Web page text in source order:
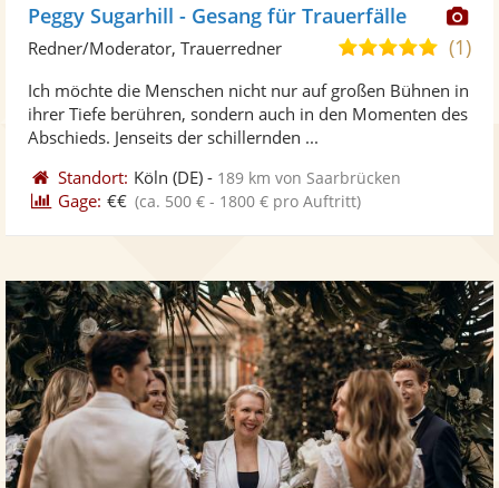
Peggy Sugarhill - Gesang für Trauerfälle
5,0
5
(1)
Redner/Moderator, Trauerredner
Ich möchte die Menschen nicht nur auf großen Bühnen in
ihrer Tiefe berühren, sondern auch in den Momenten des
Abschieds. Jenseits der schillernden ...
Standort: Köln (DE) - 189 km von Saarbrücken
Gage: €€ (ca. 500 € - 1800 € pro Auftritt)